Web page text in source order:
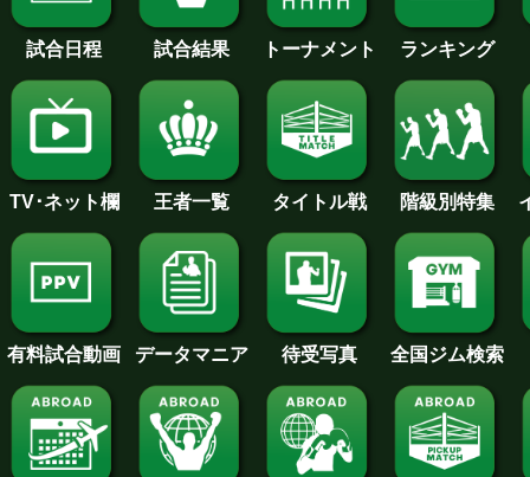
試合日程 試合結果 トーナメント ランキング
TV･ネット欄 王者一覧 タイトル戦 階級別特集
有料試合動画 データマニア 待受写真 全国ジム検索